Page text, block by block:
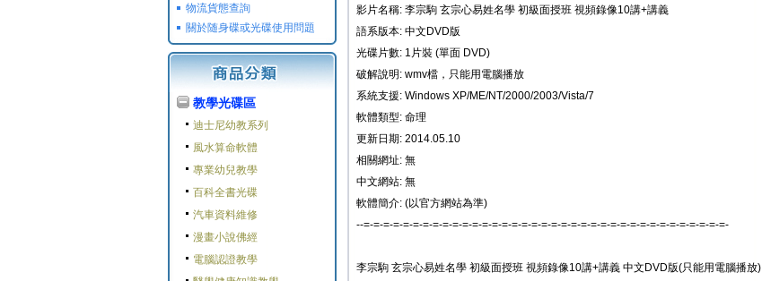
物流貨態查詢
關於随身碟或光碟使用問題
教學光碟區
迪士尼幼教系列
風水算命軟體
專業幼兒教學
百科全書光碟
汽車資料維修
漫畫小說佛經
電腦認證教學
影片名稱: 李宗駒 玄宗心易姓名學 初級面授班 視頻錄像10講+講義
語系版本: 中文DVD版
光碟片數: 1片裝 (單面 DVD)
破解說明: wmv檔，只能用電腦播放
系統支援: Windows XP/ME/NT/2000/2003/Vista/7
軟體類型: 命理
更新日期: 2014.05.10
相關網址: 無
中文網站: 無
軟體簡介: (以官方網站為準)
--=-=-=-=-=-=-=-=-=-=-=-=-=-=-=-=-=-=-=-=-=-=-=-=-=-=-=-=-=-=-=-=-=-=-=-=-=-
李宗駒 玄宗心易姓名學 初級面授班 視頻錄像10講+講義 中文DVD版(只能用電腦播放)